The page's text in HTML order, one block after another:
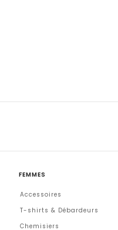
FEMMES
Accessoires
T-shirts & Débardeurs
Chemisiers